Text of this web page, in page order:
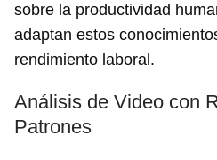
sobre la productividad
adaptan estos
rendimiento laboral.
Análisis de Video con
Patrones